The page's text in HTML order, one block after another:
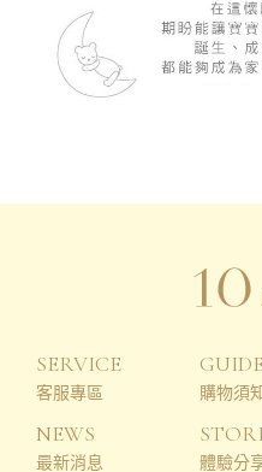
SERVICE
客服專區 購物須
NEWS
最新消息 體驗分